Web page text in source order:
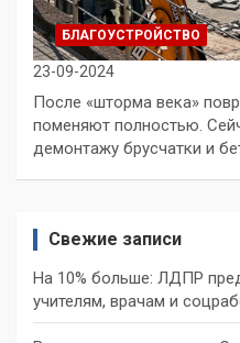
БЛАГОУСТРОЙСТВО
23-09-2024
После «шторма века»
поменяют полностью.
демонтажу брусчатки и
Свежие записи
На 10% больше: ЛДПР
учителям, врачам и